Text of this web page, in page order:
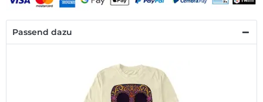
Passend dazu